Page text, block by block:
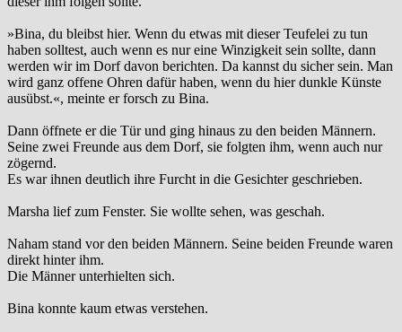
»Bina, du bleibst hier. Wenn du etwas mit dieser Teufelei zu tun
haben solltest, auch wenn es nur eine Winzigkeit sein sollte, dann
werden wir im Dorf davon berichten. Da kannst du sicher sein. Man
wird ganz offene Ohren dafür haben, wenn du hier dunkle Künste
ausübst.«, meinte er forsch zu Bina.
Dann öffnete er die Tür und ging hinaus zu den beiden Männern.
Seine zwei Freunde aus dem Dorf, sie folgten ihm, wenn auch nur
zögernd.
Es war ihnen deutlich ihre Furcht in die Gesichter geschrieben.
Marsha lief zum Fenster. Sie wollte sehen, was geschah.
Naham stand vor den beiden Männern. Seine beiden Freunde waren
direkt hinter ihm.
Die Männer unterhielten sich.
Bina konnte kaum etwas verstehen.